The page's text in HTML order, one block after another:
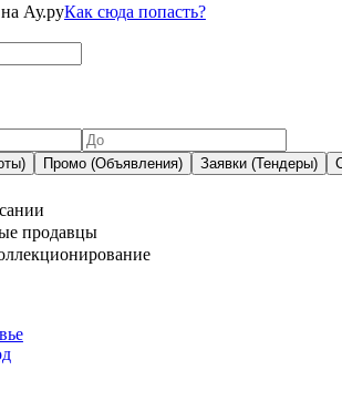
Ау.руКак сюда попасть?
Промо (Объявления) Заявки (Тендеры)
продавцы